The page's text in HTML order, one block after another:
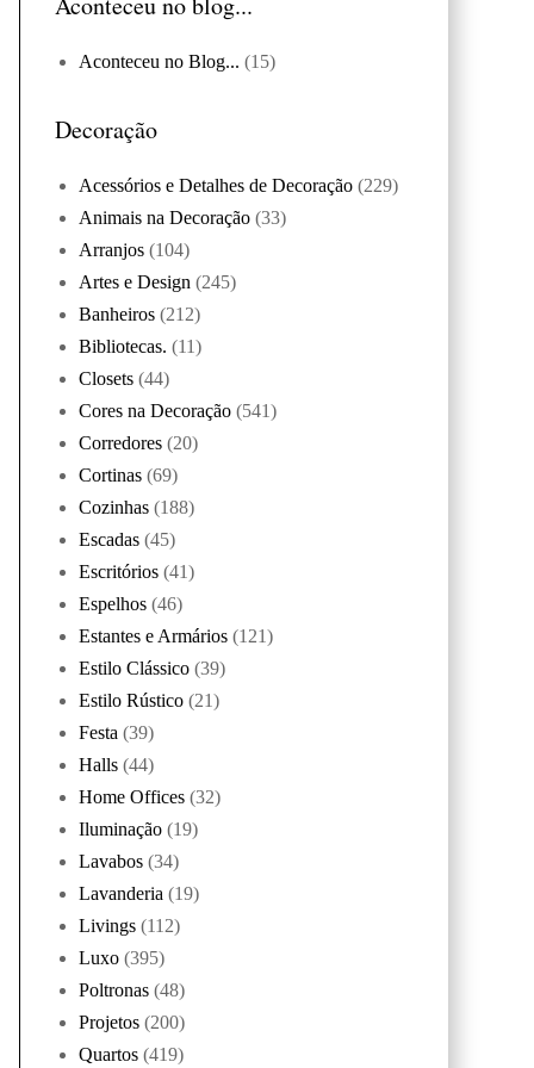
Aconteceu no Blog... (15)
Decoração
Acessórios e Detalhes de Decoração (229)
Animais na Decoração (33)
Arranjos (104)
Artes e Design (245)
Banheiros (212)
Bibliotecas. (11)
Closets (44)
Cores na Decoração (541)
Corredores (20)
Cortinas (69)
Cozinhas (188)
Escadas (45)
Escritórios (41)
Espelhos (46)
Estantes e Armários (121)
Estilo Clássico (39)
Estilo Rústico (21)
Festa (39)
Halls (44)
Home Offices (32)
Iluminação (19)
Lavabos (34)
Lavanderia (19)
Livings (112)
Luxo (395)
Poltronas (48)
Projetos (200)
Quartos (419)